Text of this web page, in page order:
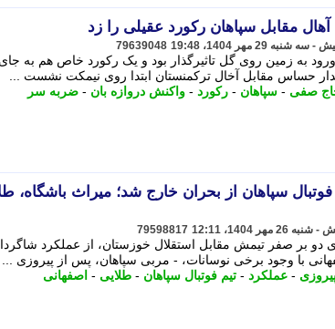
مقابل سپاهان رکورد عقیلی را زد
79639048
به زمین روی گل تاثیرگذار بود و یک رکورد خاص هم
حساس مقابل آخال ترکمنستان ابتدا روی نیمکت نشست ...
صفی - سپاهان - رکورد - واکنش دروازه بان - ضربه سر
سپاهان از بحران خارج شد؛ میراث باشگاه،
79598817
دو بر صفر تیمش مقابل استقلال خوزستان، از عملکرد
با وجود برخی نوسانات، - مربی سپاهان، پس از پیروزی ...
- عملکرد - تیم فوتبال سپاهان - طلایی - اصفهانی